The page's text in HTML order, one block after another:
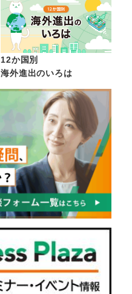
12か国別
海外進出のいろは